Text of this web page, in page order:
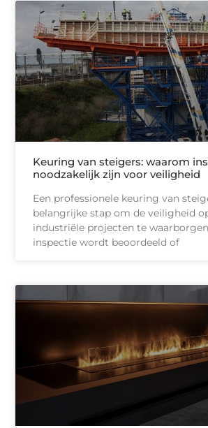
Keuring van steigers: waarom
noodzakelijk zijn voor veiligheid
Een professionele keuring van
belangrijke stap om de veiligheid
industriële projecten te
inspectie wordt beoordeeld of